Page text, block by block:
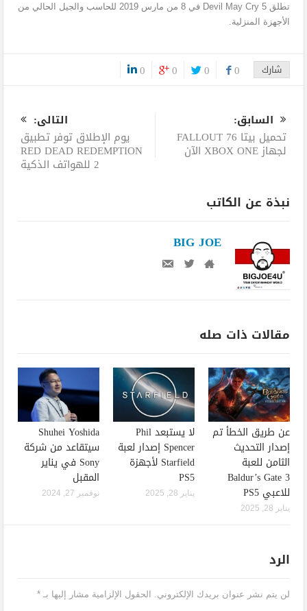
تطلق Devil May Cry 5 في 8 من مارس 2019 للحاسب والجيل الحالي من
الأجهزة المنزلية.
شارك 0
0
0
0
السابق:
تحميل بيتا FALLOUT 76
لجهاز XBOX ONE الآن
التالى:
يوم الإطلاق توفر تطبيق
RED DEAD REDEMPTION
2 للهواتف الذكية
نبذة عن الكاتب
BIG JOE
مقالات ذات صله
عن طريق الخطأ تم
إصدار التحديث
الثامن للعبة
Baldur’s Gate 3
للاعبي PS5
يناير 28, 2025
لا يستبعد Phil
Spencer إصدار لعبة
Starfield لأجهزة
PS5
يناير 28, 2025
Shuhei Yoshida
سيتقاعد من شركة
Sony في يناير
المقبل
نوفمبر 27, 2024
الرد
لن يتم نشر عنوان بريدك الإلكتروني. الحقول الإلزامية مشار إليها بـ*